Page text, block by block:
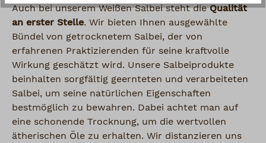
Auch bei unserem Weißen Salbei steht dieQualität
an erster Stelle. Wir bieten Ihnen ausgewählte
Bündel von getrocknetem Salbei, der von
erfahrenen Praktizierenden für seine kraftvolle
Wirkung geschätzt wird. Unsere Salbeiprodukte
beinhalten sorgfältig geernteten und verarbeiteten
Salbei, um seine natürlichen Eigenschaften
bestmöglich zu bewahren. Dabei achtet man auf
eine schonende Trocknung, um die wertvollen
ätherischen Öle zu erhalten. Wir distanzieren uns